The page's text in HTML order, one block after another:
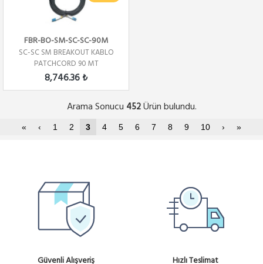
FBR-BO-SM-SC-SC-90M
SC-SC SM BREAKOUT KABLO
PATCHCORD 90 MT
8,746.36 ₺
Arama Sonucu 452Ürün bulundu.
« ‹ 1 2 3 4 5 6 7 8 9 10 › »
Güvenli Alışveriş
Hızlı Teslimat